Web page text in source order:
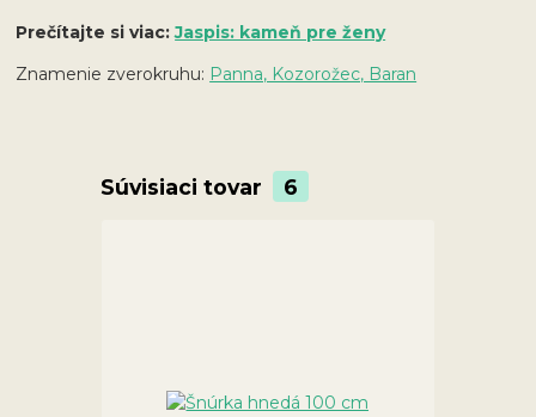
Prečítajte si viac:Jaspis: kameň pre ženy
Znamenie zverokruhu: Panna, Kozorožec, Baran
Súvisiaci tovar 6